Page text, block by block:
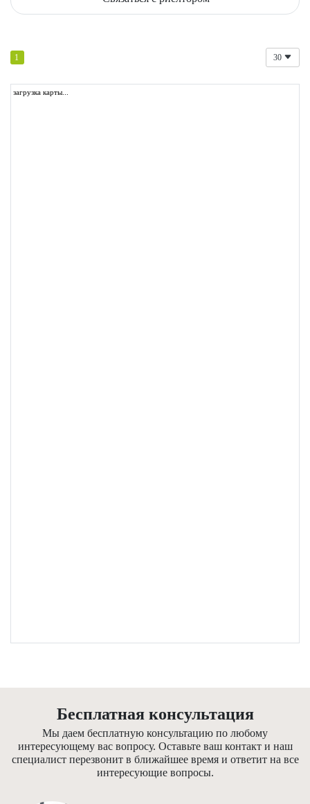
1 30
загрузка карты...
Бесплатная консультация
Мы даем бесплатную консультацию по любому
интересующему вас вопросу. Оставьте ваш контакт и наш
специалист перезвонит в ближайшее время и ответит на все
интересующие вопросы.